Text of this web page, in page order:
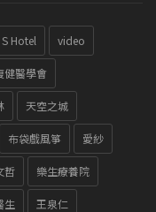
S Hotel video
健醫學會
天空之城
布袋戲風箏 愛紗
哲 樂生療養院
生 王泉仁